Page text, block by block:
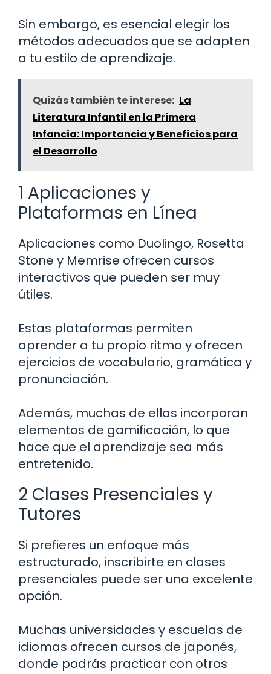
Sin embargo, es esencial elegir los
métodos adecuados que se adapten
a tu estilo de aprendizaje.
Quizás también te interese: La
Literatura Infantil en la Primera
Infancia: Importancia y Beneficios para
el Desarrollo
1 Aplicaciones y
Plataformas en Línea
Aplicaciones como Duolingo, Rosetta
Stone y Memrise ofrecen cursos
interactivos que pueden ser muy
útiles.
Estas plataformas permiten
aprender a tu propio ritmo y ofrecen
ejercicios de vocabulario, gramática y
pronunciación.
Además, muchas de ellas incorporan
elementos de gamificación, lo que
hace que el aprendizaje sea más
entretenido.
2 Clases Presenciales y
Tutores
Si prefieres un enfoque más
estructurado, inscribirte en clases
presenciales puede ser una excelente
opción.
Muchas universidades y escuelas de
idiomas ofrecen cursos de japonés,
donde podrás practicar con otros